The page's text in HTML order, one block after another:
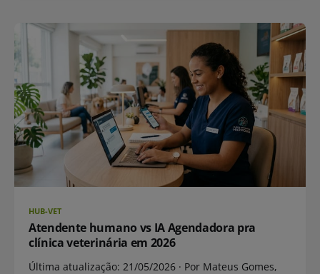
HUB-VET
Atendente humano vs IA Agendadora pra
clínica veterinária em 2026
Última atualização: 21/05/2026 · Por Mateus Gomes,